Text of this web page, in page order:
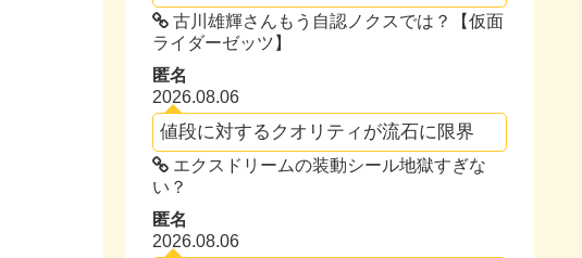
古川雄輝さんもう自認ノクスでは？【仮面
ライダーゼッツ】
匿名
2026.08.06
値段に対するクオリティが流石に限界
エクスドリームの装動シール地獄すぎな
い？
匿名
2026.08.06